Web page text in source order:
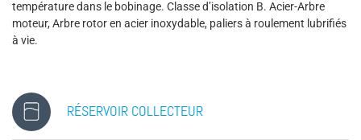
température dans le bobinage. Classe d’isolation B. Acier-Arbre
moteur, Arbre rotor en acier inoxydable, paliers à roulement lubrifiés
à vie.
RÉSERVOIR COLLECTEUR